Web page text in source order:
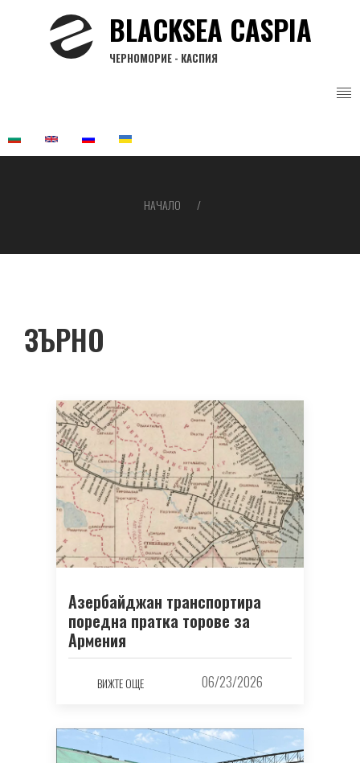
BLACKSEA CASPIA
ЧЕРНОМОРИЕ - КАСПИЯ
НАЧАЛО
ЗЪРНО
Азербайджан транспортира
поредна пратка торове за
Армения
ВИЖТЕ ОЩЕ 06/23/2026